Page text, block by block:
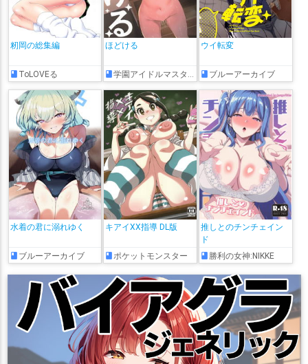
籾岡の総集編
ToLOVEる
ほどける
学園アイドルマスター
ウイ転変
ブルーアーカイブ
水着の君に溺れゆく
ブルーアーカイブ
キアイXX指導 DL版
ポケットモンスター
推しとのチンチェイン
ド
勝利の女神:NIKKE